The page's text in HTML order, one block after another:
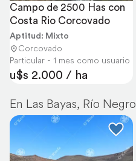
Campo de 2500 Has con
Costa Rio Corcovado
Aptitud: Mixto
Corcovado
Particular - 1 mes como usuario
u$s 2.000 / ha
En Las Bayas, Río Negro